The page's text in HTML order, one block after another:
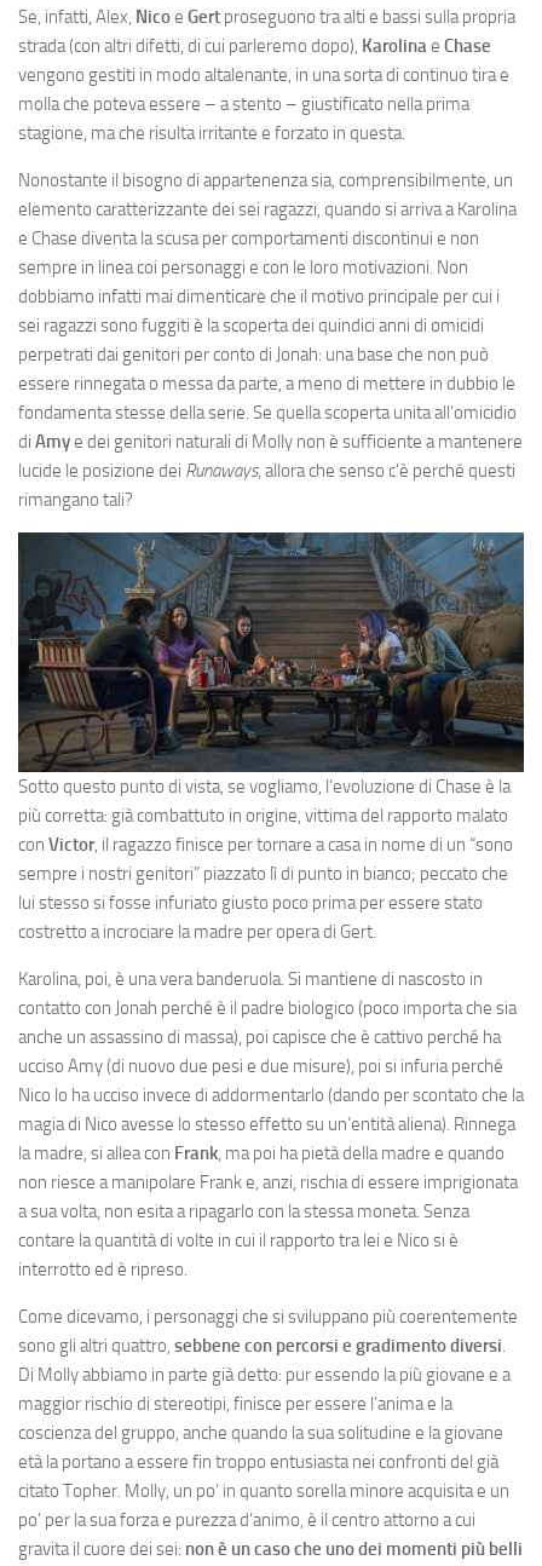
Se, infatti, Alex, Nicoe Gert proseguono tra alti e bassi sulla propria
strada (con altri difetti, di cui parleremo dopo), Karolinae Chase
vengono gestiti in modo altalenante, in una sorta di continuo tira e
molla che poteva essere – a stento – giustificato nella prima
stagione, ma che risulta irritante e forzato in questa.
Nonostante il bisogno di appartenenza sia, comprensibilmente, un
elemento caratterizzante dei sei ragazzi, quando si arriva a Karolina
e Chase diventa la scusa per comportamenti discontinui e non
sempre in linea coi personaggi e con le loro motivazioni. Non
dobbiamo infatti mai dimenticare che il motivo principale per cui i
sei ragazzi sono fuggiti è la scoperta dei quindici anni di omicidi
perpetrati dai genitori per conto di Jonah: una base che non può
essere rinnegata o messa da parte, a meno di mettere in dubbio le
fondamenta stesse della serie. Se quella scoperta unita all’omicidio
di Amye dei genitori naturali di Molly non è sufficiente a mantenere
lucide le posizione dei Runaways, allora che senso c’è perché questi
rimangano tali?
Sotto questo punto di vista, se vogliamo, l’evoluzione di Chase è la
più corretta: già combattuto in origine, vittima del rapporto malato
con Victor, il ragazzo finisce per tornare a casa in nome di un “sono
sempre i nostri genitori” piazzato lì di punto in bianco; peccato che
lui stesso si fosse infuriato giusto poco prima per essere stato
costretto a incrociare la madre per opera di Gert.
Karolina, poi, è una vera banderuola. Si mantiene di nascosto in
contatto con Jonah perché è il padre biologico (poco importa che sia
anche un assassino di massa), poi capisce che è cattivo perché ha
ucciso Amy (di nuovo due pesi e due misure), poi si infuria perché
Nico lo ha ucciso invece di addormentarlo (dando per scontato che la
magia di Nico avesse lo stesso effetto su un’entità aliena). Rinnega
la madre, si allea con Frank, ma poi ha pietà della madre e quando
non riesce a manipolare Frank e, anzi, rischia di essere imprigionata
a sua volta, non esita a ripagarlo con la stessa moneta. Senza
contare la quantità di volte in cui il rapporto tra lei e Nico si è
interrotto ed è ripreso.
Come dicevamo, i personaggi che si sviluppano più coerentemente
sono gli altri quattro, sebbene con percorsi e gradimento diversi.
Di Molly abbiamo in parte già detto: pur essendo la più giovane e a
maggior rischio di stereotipi, finisce per essere l’anima e la
coscienza del gruppo, anche quando la sua solitudine e la giovane
età la portano a essere fin troppo entusiasta nei confronti del già
citato Topher. Molly, un po’ in quanto sorella minore acquisita e un
po’ per la sua forza e purezza d’animo, è il centro attorno a cui
gravita il cuore dei sei: non è un caso che uno dei momenti più belli